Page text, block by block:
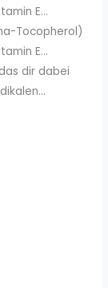
E...
Tocopherol)
E...
dir dabei